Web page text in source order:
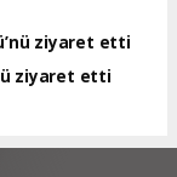
ziyaret etti